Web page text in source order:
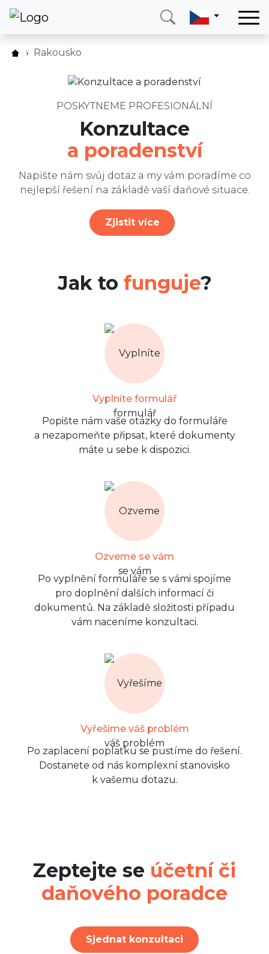
Zavolejte mi Přihlásit se
Jak to funguje?
Napište nám
Rakousko
POSKYTNEME PROFESIONÁLNÍ
Konzultace
a poradenství
Napište nám svůj dotaz a my vám poradíme co
nejlepší řešení na základě vaší daňové situace.
Zjistit více
Jak to funguje?
Vyplníte formulář
Popište nám vaše otázky do formuláře
a nezapomeňte připsat, které dokumenty
máte u sebe k dispozici.
Ozveme se vám
Po vyplnění formuláře se s vámi spojíme
pro doplnění dalších informací či
dokumentů. Na základě složitosti případu
vám naceníme konzultaci.
Vyřešíme váš problém
Po zaplacení poplatku se pustíme do řešení.
Dostanete od nás komplexní stanovisko
k vašemu dotazu.
Zeptejte se účetní či
daňového poradce
Sjednat konzultaci